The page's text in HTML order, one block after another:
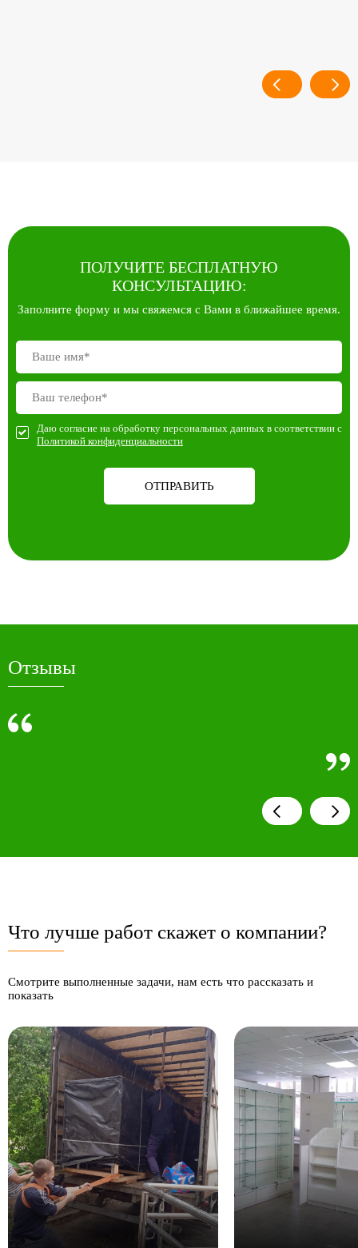
ПОЛУЧИТЕ БЕСПЛАТНУЮ
КОНСУЛЬТАЦИЮ:
Заполните форму и мы свяжемся с Вами в ближайшее время.
Даю согласие на обработку персональных данных в соответствии с
Политикой конфиденциальности
ОТПРАВИТЬ
Отзывы
Что лучше работ скажет о компании?
Смотрите выполненные задачи, нам есть что рассказать и
показать